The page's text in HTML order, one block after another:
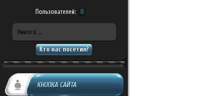
Пользователей: 0
Никого ...
Кто нас посетил?
КНОПКА САЙТА